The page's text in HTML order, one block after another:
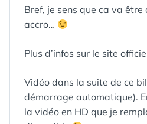
Bref, je sens que ca va
accro…
Plus d’infos sur le site
Vidéo dans la suite de ce
démarrage automatique).
la vidéo en HD que je
ÉTIQUETTES :
ALDÉRANDE
BANDE-
ANNONCE,